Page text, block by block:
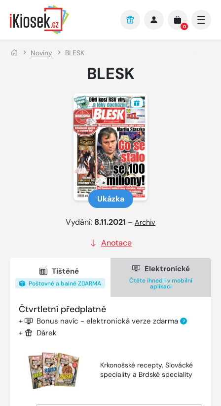
Přejít na hlavní obsah
0
Noviny BLESK
BLESK
Ukázka
Vydání: 8.11.2021 – Archiv
Anotace
Tištěné
Poštovné a balné ZDARMA
Elektronické
Čtěte ihned i v mobilní
aplikaci
Čtvrtletní předplatné
+ Bonus navíc - elektronická verze zdarma ?
+ Dárek
Krkonošské recepty, Slovácké
speciality a Brdské speciality